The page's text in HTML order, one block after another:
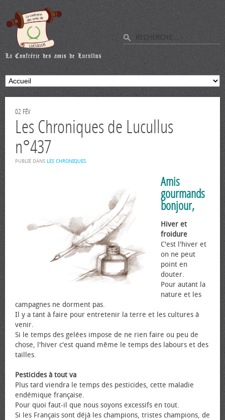
02 FÉV
Les Chroniques de Lucullus
n°437
PUBLIÉ DANS LES CHRONIQUES.
Amis
gourmands
bonjour,
Hiver et
froidure
C'est l'hiver et
on ne peut
point en
douter.
Pour autant la
nature et les
campagnes ne dorment pas.
Il y a tant à faire pour entretenir la terre et les cultures à
venir.
Si le temps des gelées impose de ne rien faire ou peu de
chose, l'hiver c'est quand même le temps des labours et des
tailles.
Pesticides à tout va
Plus tard viendra le temps des pesticides, cette maladie
endémique française.
Pour quoi faut-il que nous soyons excessifs en tout.
Si les Français sont déjà les champions, tristes champions, de